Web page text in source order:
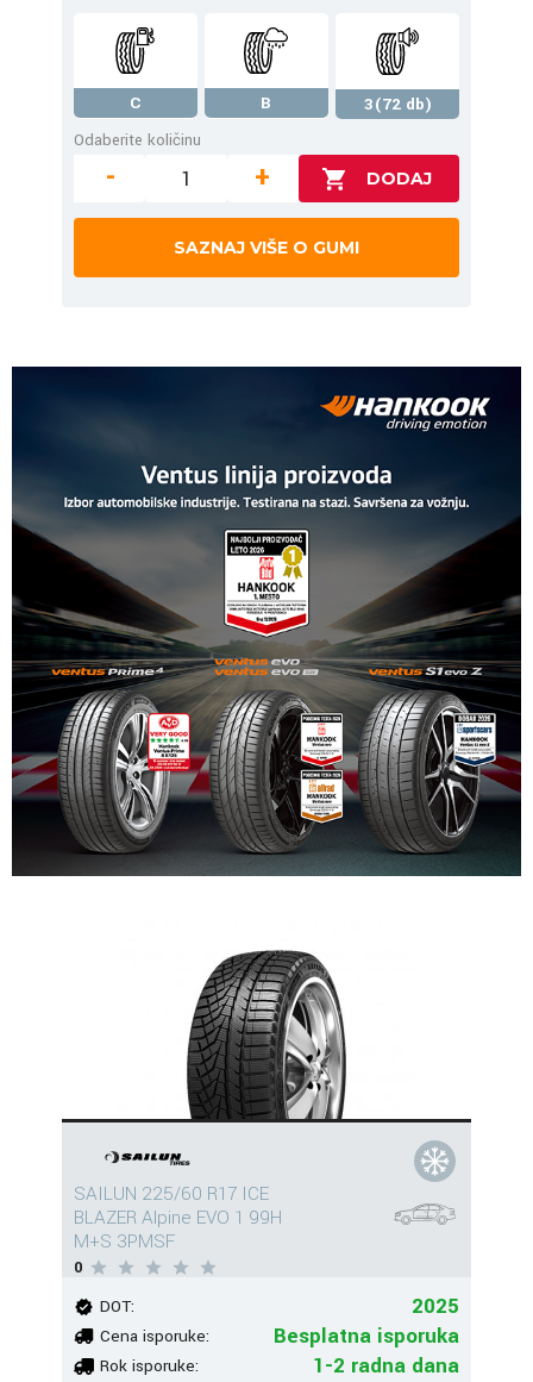
C B
3(72 db)
Odaberite količinu
- +
SAZNAJ VIŠE O GUMI
SAILUN 225/60 R17 ICE
BLAZER Alpine EVO 1 99H
M+S 3PMSF
0
DOT: 2025
Cena isporuke: Besplatna isporuka
Rok isporuke: 1-2 radna dana